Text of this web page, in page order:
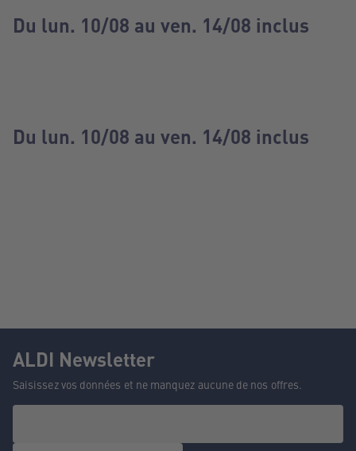
Du lun. 10/08 au ven. 14/08 inclus
Du lun. 10/08 au ven. 14/08 inclus
ALDI Newsletter
Saisissez vos données et ne manquez aucune de nos offres.